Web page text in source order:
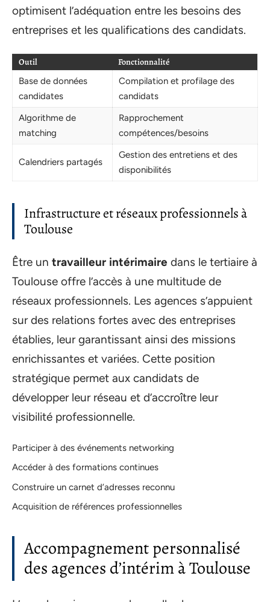
optimisent l’adéquation entre les besoins des
entreprises et les qualifications des candidats.
Outil Fonctionnalité
Base de données
candidates
Compilation et profilage des
candidats
Algorithme de
matching
Rapprochement
compétences/besoins
Calendriers partagés
Gestion des entretiens et des
disponibilités
Infrastructure et réseaux professionnels à
Toulouse
Être un travailleur intérimaire dans le tertiaire à
Toulouse offre l’accès à une multitude de
réseaux professionnels. Les agences s’appuient
sur des relations fortes avec des entreprises
établies, leur garantissant ainsi des missions
enrichissantes et variées. Cette position
stratégique permet aux candidats de
développer leur réseau et d’accroître leur
visibilité professionnelle.
Participer à des événements networking
Accéder à des formations continues
Construire un carnet d’adresses reconnu
Acquisition de références professionnelles
Accompagnement personnalisé
des agences d’intérim à Toulouse